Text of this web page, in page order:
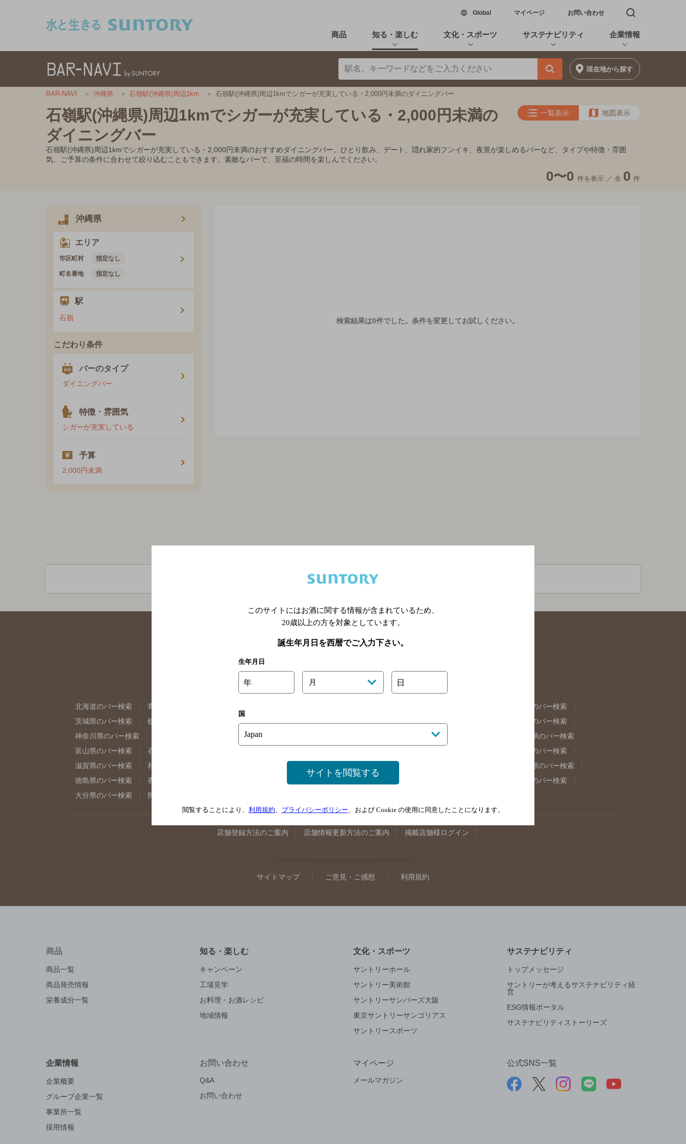
Global新しいウィンドウで開く
マイページ お問い合わせ 検索窓を開く
商品 知る・楽しむ 文化・スポーツ サステナビリティ 企業情報
現在地から探す
BAR-NAVI 沖縄県 石嶺駅(沖縄県)周辺1km 石嶺駅(沖縄県)周辺1kmでシガーが充実している・2,000円未満のダイニングバー
石嶺駅(沖縄県)周辺1kmでシガーが充実している・2,000円未満の
ダイニングバー
一覧表示 地図表示
石嶺駅(沖縄県)周辺1kmでシガーが充実している・2,000円未満のおすすめダイニングバー。ひとり飲み、デート、隠れ家的フンイキ、夜景が楽しめるバーなど、タイプや特徴・雰囲
気、ご予算の条件に合わせて絞り込むこともできます。素敵なバーで、至福の時間を楽しんでください。
0〜0 件を表示 ／ 全 0 件
沖縄県
エリア
市区町村 指定なし
町名番地 指定なし
駅
石嶺
こだわり条件
バーのタイプ
ダイニングバー
特徴・雰囲気
シガーが充実している
予算
2,000円未満
検索結果は0件でした。 条件を変更してお試しください。
関連ページ
北海道のバー検索 青森県のバー検索
福島県のバー検索
茨城県のバー検索
栃木県のバー検索
東京都のバー検索
神奈川県のバー検索
埼玉県のバー検索
岐阜県のバー検索
富山県のバー検索
石川県のバー検索
奈良県のバー検索
滋賀県のバー検索
和歌山県のバー検索 山口県のバー検索
島根県のバー検索
徳島県のバー検索
香川県のバー検索
佐賀県のバー検索
大分県のバー検索
熊本県のバー検索
店舗登録方法のご案内 店舗情報更新方法のご案内 掲載店舗様ログイン
サイトマップ ご意見・ご感想 利用規約
商品
商品一覧
商品発売情報
栄養成分一覧
知る・楽しむ
キャンペーン
工場見学
お料理・お酒レシピ
地域情報
文化・スポーツ
サントリーホール
サントリー美術館
サントリーサンバーズ大阪
東京サントリーサンゴリアス
サントリースポーツ
サステナビリティ
トップメッセージ
サントリーが考えるサステナビリティ経
営
ESG情報ポータル
サステナビリティストーリーズ
企業情報
企業概要
グループ企業一覧
事業所一覧
採用情報
お問い合わせ
Q&A
お問い合わせ
マイページ
メールマガジン
公式SNS一覧
このサイトにはお酒に関する情報が含まれているため、
20歳以上の方を対象としています。
誕生年月日を西暦でご入力下さい。
生年月日
年 月 日
国
サイトを閲覧する
閲覧することにより、 利用規約、 プライバシーポリシー、および Cookie の使用に同意したことになります。